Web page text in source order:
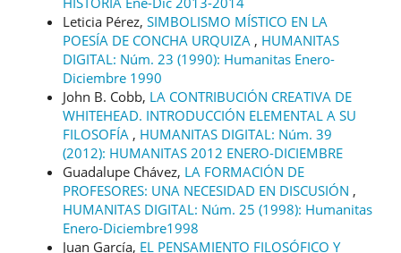
Leticia Pérez, SIMBOLISMO MÍSTICO EN LA
POESÍA DE CONCHA URQUIZA , HUMANITAS
DIGITAL: Núm. 23 (1990): Humanitas Enero-
Diciembre 1990
John B. Cobb, LA CONTRIBUCIÓN CREATIVA DE
WHITEHEAD. INTRODUCCIÓN ELEMENTAL A SU
FILOSOFÍA , HUMANITAS DIGITAL: Núm. 39
(2012): HUMANITAS 2012 ENERO-DICIEMBRE
Guadalupe Chávez, LA FORMACIÓN DE
PROFESORES: UNA NECESIDAD EN DISCUSIÓN ,
HUMANITAS DIGITAL: Núm. 25 (1998): Humanitas
Enero-Diciembre1998
Juan García, EL PENSAMIENTO FILOSÓFICO Y